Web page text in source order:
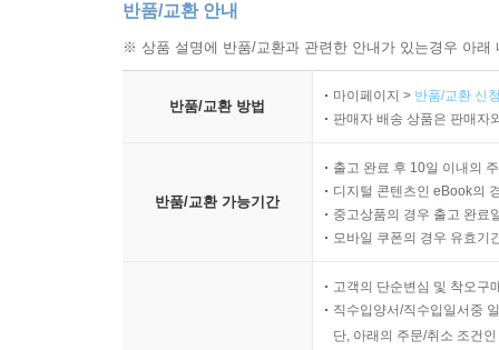
반품/교환 안내
※ 상품 설명에 반품/교환과 관련한 안내가 있는경우 아
반품/교환 방법
마이페이지 > 반품/교환 신
판매자 배송 상품은 판매자
반품/교환 가능기간
출고 완료 후 10일 이내의
디지털 콘텐츠인 eBook의
중고상품의 경우 출고 완료
모바일 쿠폰의 경우 유효기
고객의 단순변심 및 착오구
직수입양서/직수입일서중
단, 아래의 주문/취소 조건